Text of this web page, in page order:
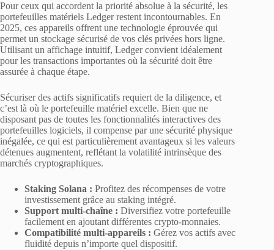
Pour ceux qui accordent la priorité absolue à la sécurité, les
portefeuilles matériels Ledger restent incontournables. En
2025, ces appareils offrent une technologie éprouvée qui
permet un stockage sécurisé de vos clés privées hors ligne.
Utilisant un affichage intuitif, Ledger convient idéalement
pour les transactions importantes où la sécurité doit être
assurée à chaque étape.
Sécuriser des actifs significatifs requiert de la diligence, et
c’est là où le portefeuille matériel excelle. Bien que ne
disposant pas de toutes les fonctionnalités interactives des
portefeuilles logiciels, il compense par une sécurité physique
inégalée, ce qui est particulièrement avantageux si les valeurs
détenues augmentent, reflétant la volatilité intrinsèque des
marchés cryptographiques.
Staking Solana : Profitez des récompenses de votre
investissement grâce au staking intégré.
Support multi-chaîne : Diversifiez votre portefeuille
facilement en ajoutant différentes crypto-monnaies.
Compatibilité multi-appareils : Gérez vos actifs avec
fluidité depuis n’importe quel dispositif.